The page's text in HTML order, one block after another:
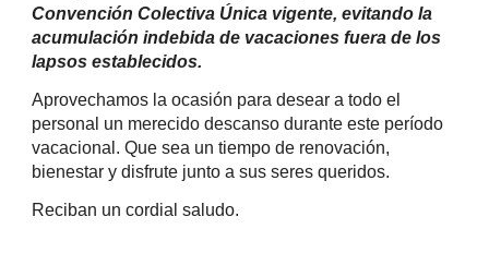
Convención Colectiva Única vigente, evitando la
acumulación indebida de vacaciones fuera de los
lapsos establecidos.
Aprovechamos la ocasión para desear a todo el
personal un merecido descanso durante este período
vacacional. Que sea un tiempo de renovación,
bienestar y disfrute junto a sus seres queridos.
Reciban un cordial saludo.